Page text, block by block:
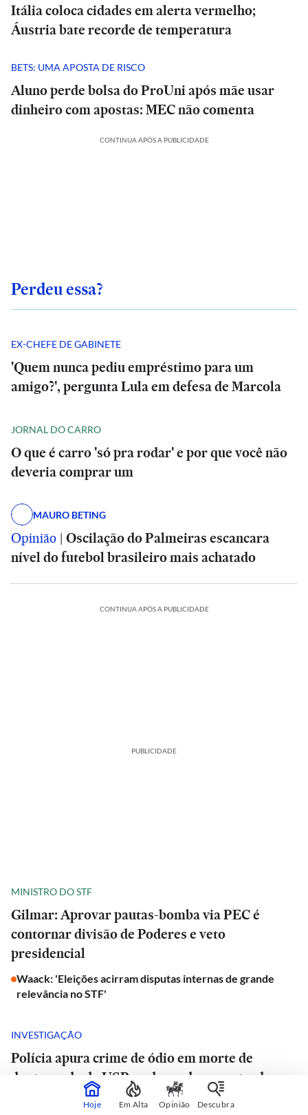
Itália coloca cidades em alerta vermelho;
Áustria bate recorde de temperatura
BETS: UMA APOSTA DE RISCO
Aluno perde bolsa do ProUni após mãe usar
dinheiro com apostas: MEC não comenta
CONTINUA APÓS A PUBLICIDADE
Perdeu essa?
EX-CHEFE DE GABINETE
'Quem nunca pediu empréstimo para um
amigo?', pergunta Lula em defesa de Marcola
JORNAL DO CARRO
O que é carro 'só pra rodar' e por que você não
deveria comprar um
MAURO BETING
Opinião | Oscilação do Palmeiras escancara
nível do futebol brasileiro mais achatado
CONTINUA APÓS A PUBLICIDADE
PUBLICIDADE
MINISTRO DO STF
Gilmar: Aprovar pautas-bomba via PEC é
contornar divisão de Poderes e veto
presidencial
Waack: 'Eleições acirram disputas internas de grande
relevância no STF'
INVESTIGAÇÃO
Polícia apura crime de ódio em morte de
doutorando da USP e advogado encontrado
morto em estrada de São Paulo
Hoje Em Alta Opinião Descubra